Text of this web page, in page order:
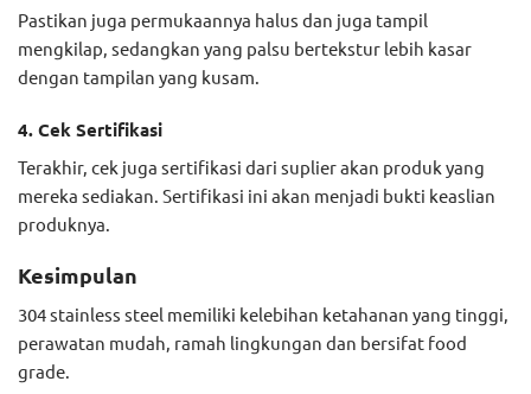
Pastikan juga permukaannya halus dan juga tampil
mengkilap, sedangkan yang palsu bertekstur lebih kasar
dengan tampilan yang kusam.
4. Cek Sertifikasi
Terakhir, cek juga sertifikasi dari suplier akan produk yang
mereka sediakan. Sertifikasi ini akan menjadi bukti keaslian
produknya.
Kesimpulan
304 stainless steel memiliki kelebihan ketahanan yang tinggi,
perawatan mudah, ramah lingkungan dan bersifat food
grade.